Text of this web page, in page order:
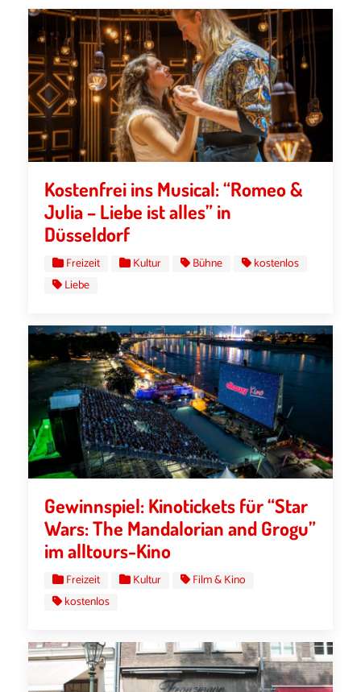
Kostenfrei ins Musical: “Romeo &
Julia – Liebe ist alles” in
Düsseldorf
Freizeit Kultur Bühne
kostenlos
Liebe
Gewinnspiel: Kinotickets für “Star
Wars: The Mandalorian and Grogu”
im alltours-Kino
Freizeit Kultur
Film & Kino
kostenlos